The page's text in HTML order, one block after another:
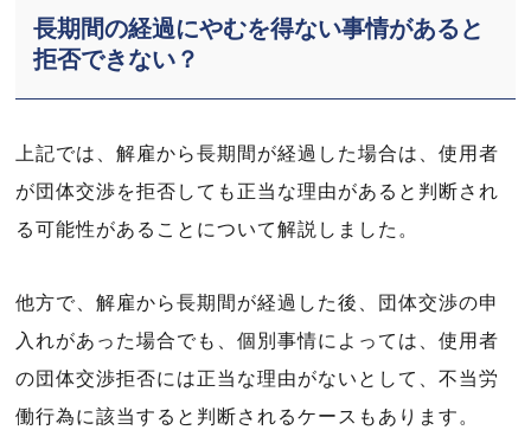
長期間の経過にやむを得ない事情があると
拒否できない？
上記では、解雇から長期間が経過した場合は、使用者
が団体交渉を拒否しても正当な理由があると判断され
る可能性があることについて解説しました。
他方で、解雇から長期間が経過した後、団体交渉の申
入れがあった場合でも、個別事情によっては、使用者
の団体交渉拒否には正当な理由がないとして、不当労
働行為に該当すると判断されるケースもあります。